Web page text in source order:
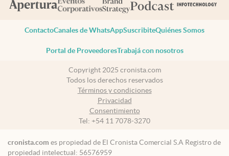
ContactoCanales de WhatsAppSuscribiteQuiénes Somos
Portal de ProveedoresTrabajá con nosotros
Copyright 2025 cronista.com
Todos los derechos reservados
Términos y condiciones
Privacidad
Consentimiento
Tel: +54 11 7078-3270
cronista.com es propiedad de El Cronista Comercial S.A Registro de
propiedad intelectual: 56576959